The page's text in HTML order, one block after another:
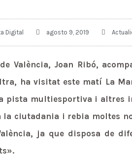
Digital agosto 9, 2019
de València, Joan Ribó,
ha visitat este matí La
pista multiesportiva i altres
la ciutadania i rebia moltes
ja que disposa de